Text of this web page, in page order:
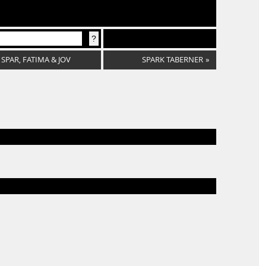
SPAR, FATIMA & JOV SPARK TABERNER »